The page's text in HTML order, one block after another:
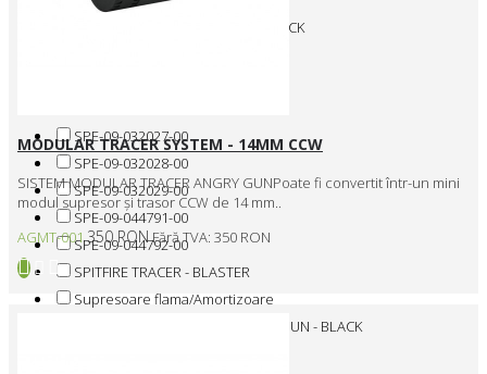
PREDATOR TRACER UNIT - S - BLACK
SPE-09-032027-00
SPE-09-032028-00
SPE-09-032029-00
SPE-09-044791-00
SPE-09-044792-00
SPITFIRE TRACER - BLASTER
Supresoare flama/Amortizoare
TRACER MODEL QUARK R SHOTGUN - BLACK
MODULAR TRACER SYSTEM - 14MM CCW
SISTEM MODULAR TRACER ANGRY GUNPoate fi convertit într-un mini
modul supresor și trasor CCW de 14 mm..
AGMT-001 350 RONFără TVA: 350 RON